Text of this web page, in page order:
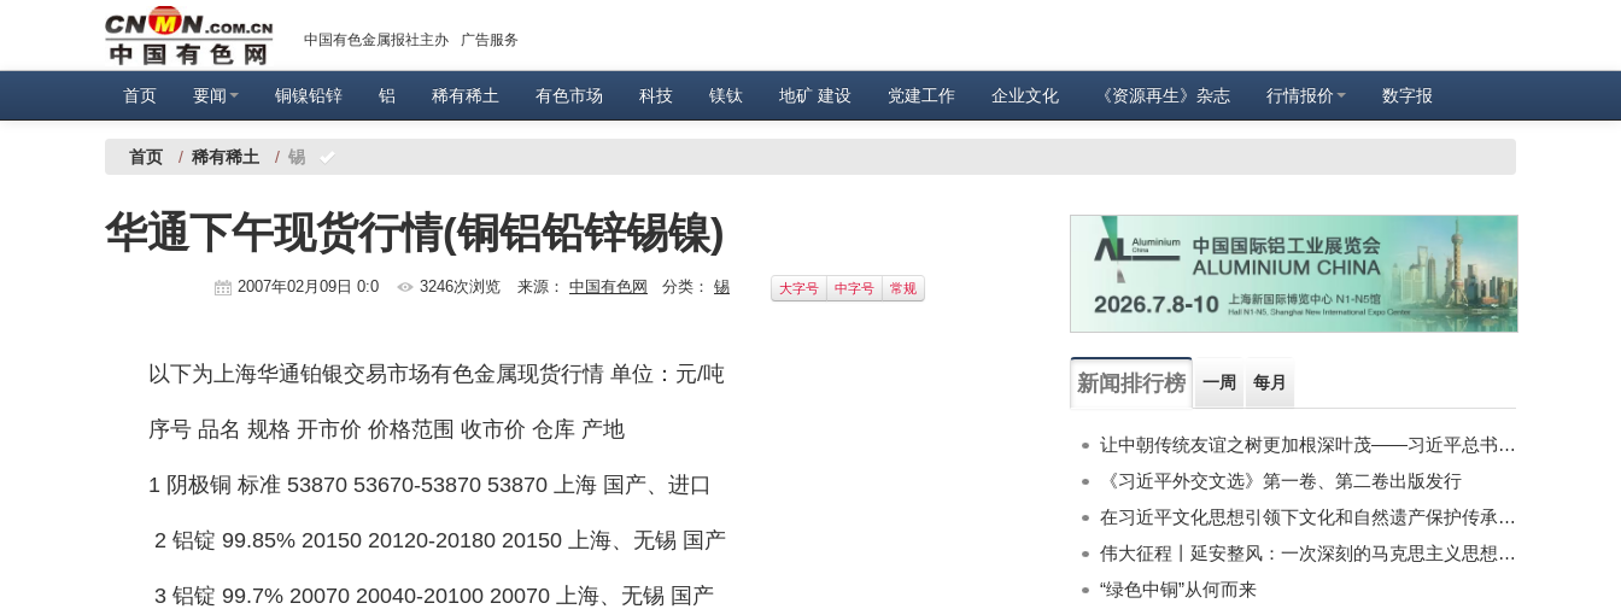
中国有色金属报社主办 广告服务
首页 要闻 铜镍铅锌 铝 稀有稀土 有色市场 科技 镁钛 地矿 建设 党建工作 企业文化 《资源再生》杂志 行情报价 数字报
首页 / 稀有稀土 / 锡
华通下午现货行情(铜铝铅锌锡镍)
2007年02月09日 0:0 3246次浏览 来源： 中国有色网 分类： 锡 大字号 中字号 常规
以下为上海华通铂银交易市场有色金属现货行情 单位：元/吨
序号 品名 规格 开市价 价格范围 收市价 仓库 产地
1 阴极铜 标准 53870 53670-53870 53870 上海 国产、进口
2 铝锭 99.85% 20150 20120-20180 20150 上海、无锡 国产
3 铝锭 99.7% 20070 20040-20100 20070 上海、无锡 国产
新闻排行榜 一周 每月
让中朝传统友谊之树更加根深叶茂——习近平总书记对朝鲜进行国事访问纪实
《习近平外交文选》第一卷、第二卷出版发行
在习近平文化思想引领下文化和自然遗产保护传承利用工作开创新局面
伟大征程丨延安整风：一次深刻的马克思主义思想教育运动
“绿色中铜”从何而来